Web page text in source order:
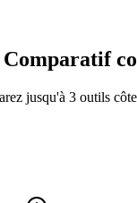
jusqu'à 3 outils